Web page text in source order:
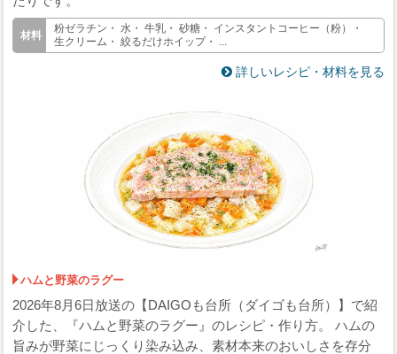
粉ゼラチン・ 水・ 牛乳・ 砂糖・ インスタントコーヒー（粉）・
生クリーム・ 絞るだけホイップ・ ...
詳しいレシピ・材料を見る
ハムと野菜のラグー
2026年8月6日放送の【DAIGOも台所（ダイゴも台所）】で紹
介した、『ハムと野菜のラグー』のレシピ・作り方。 ハムの
旨みが野菜にじっくり染み込み、素材本来のおいしさを存分